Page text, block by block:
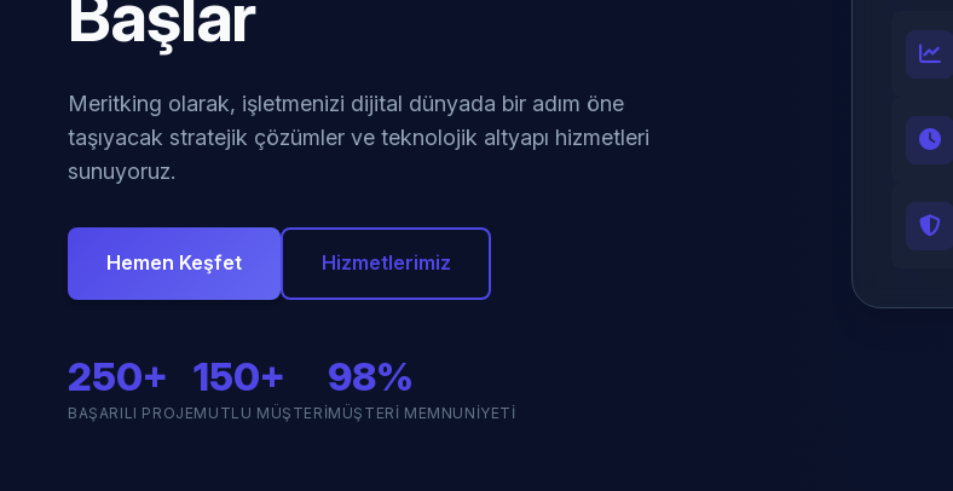
Meritking olarak, işletmenizi dijital dünyada bir adım öne
taşıyacak stratejik çözümler ve teknolojik altyapı hizmetleri
sunuyoruz.
Hemen Keşfet Hizmetlerimiz
250+
BAŞARILI PROJE
150+
MUTLU MÜŞTERI
98%
MÜŞTERI MEMNUNIYETI